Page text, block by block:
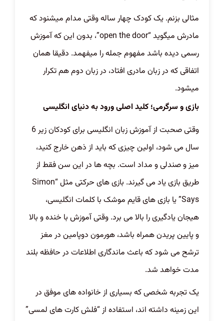
مثالی بزنم. یک کودک چهار ساله وقتی مدام میشنود که
مادرش میگوید “open the door”، بدون این که آموزش
رسمی دیده باشد مفهوم جمله را میفهمد. دقیقا همان
اتفاقی که در زبان مادری افتاد، در زبان دوم هم تکرار
میشود.
بازی و سرگرمی؛ کلید اصلی ورود به دنیای انگلیسی
وقتی صحبت از آموزش زبان انگلیسی برای کودکان زیر 6
سال می شود، اولین چیزی که باید از ذهن خارج کنید،
میز و صندلی و مداد است. بچه ها در این سن فقط از
طریق بازی یاد می گیرند. بازی های حرکتی مثل “Simon
Says” یا بازی های قایم موشک با کلمات انگلیسی،
هیجان یادگیری را بالا می برد. وقتی آموزش با خنده و بالا
و پایین پریدن همراه باشد، هورمون دوپامین در مغز
ترشح می شود که باعث ماندگاری اطلاعات در حافظه بلند
مدت خواهد شد.
یک تجربه شخصی که بسیاری از خانواده های موفق در
این زمینه داشته اند، استفاده از “فلش کارت های لمسی”